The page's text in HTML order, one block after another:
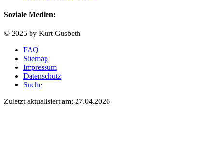
Soziale Medien:
© 2025 by Kurt Gusbeth
FAQ
Sitemap
Impressum
Datenschutz
Suche
Zuletzt aktualisiert am: 27.04.2026